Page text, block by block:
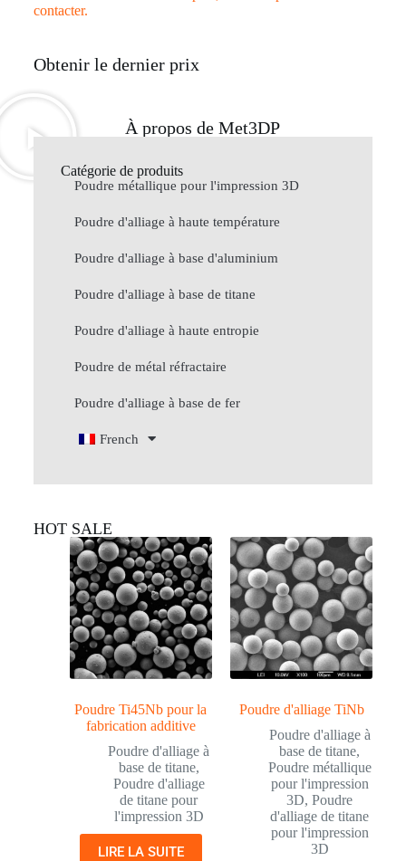
contacter.
Obtenir le dernier prix
À propos de Met3DP
Catégorie de produits
Poudre métallique pour l'impression 3D
Poudre d'alliage à haute température
Poudre d'alliage à base d'aluminium
Poudre d'alliage à base de titane
Poudre d'alliage à haute entropie
Poudre de métal réfractaire
Poudre d'alliage à base de fer
French
HOT SALE
Poudre Ti45Nb pour la
fabrication additive
Poudre d'alliage à
base de titane,
Poudre d'alliage
de titane pour
l'impression 3D
LIRE LA SUITE
Poudre d'alliage TiNb
Poudre d'alliage à
base de titane,
Poudre métallique
pour l'impression
3D,Poudre
d'alliage de titane
pour l'impression
3D